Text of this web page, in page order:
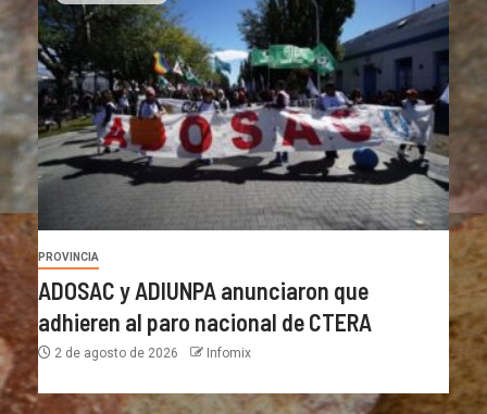
PROVINCIA
ADOSAC y ADIUNPA anunciaron que
adhieren al paro nacional de CTERA
2 de agosto de 2026 Infomix